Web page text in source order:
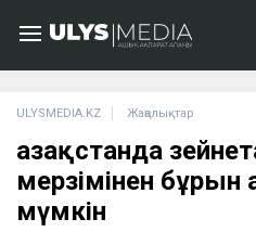
ULYSMEDIA.KZ Жаңалықтар
Қазақстанда
мерзімінен бұрын
мүмкін